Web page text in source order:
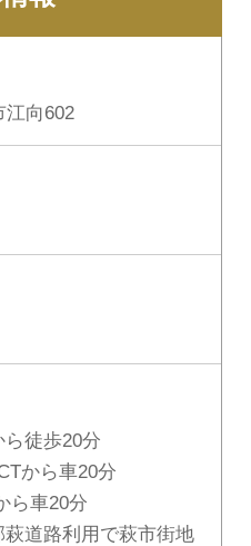
向602
ら徒歩20分
から車20分
ら車20分
萩道路利用で萩市街地